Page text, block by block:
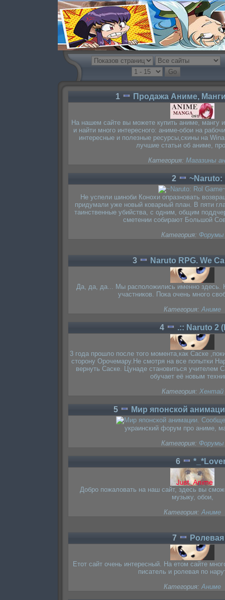
1 Продажа Аниме,
На нашем сайте вы можете купить аниме, мангу
и найти много интересного: аниме-обои на
интересные и полезные ресурсы,скины на
лучшие статьи об аниме,
Категория: Магазины
2 ~Naruto:
Не успели шиноби Конохи опразновать
придумали уже новый коварный план. В пяти
таинственные убийства, с одним, общим
сметении собирают Большой
Категория: Форумы
3 Naruto RPG. We
Да, да, да... Мы расположились именно здесь.
участников. Пока очень много
Категория:Аниме
4 .:: Naruto 2
3 года прошло после того момента,как Саске
сторону Орочемару.Не смотря на все попытки
вернуть Саске. Цунаде становиться учителем
обучает её новым
Категория: Хентай
5 Мир японской
украинский форум про аниме,
Категория: Форумы
6
Добро пожаловать на наш сайт, здесь вы
музыку, обои,
Категория:Аниме
7
Етот сайт очень интересный. На етом сайте
писатель и ролевая по
Категория:Аниме